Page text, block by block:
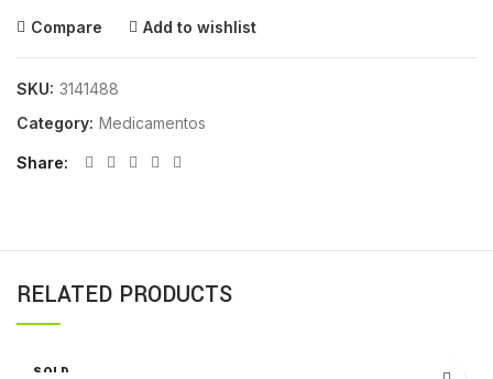
Compare Add to wishlist
SKU: 3141488
Category: Medicamentos
Share
RELATED PRODUCTS
SOLD